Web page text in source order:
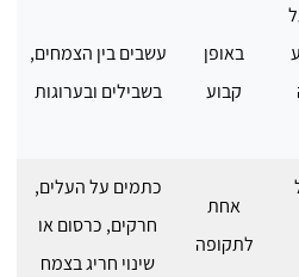
באופן
קבוע
עשבים בין הצמחים,
בשבילים ובערוגות
אחת
לתקופה
כתמים על העלים,
חרקים, כרסום או
שינוי חריג בצמח